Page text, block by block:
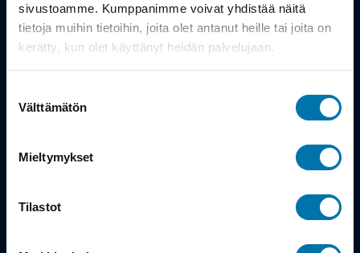
sivustoamme. Kumppanimme voivat yhdistää näitä
tietoja muihin tietoihin, joita olet antanut heille tai joita on
kerätty, kun olet käyttänyt heidän palvelujaan.
valinta
Välttämätön
Mieltymykset
Tilastot
Takuu ja palautukset